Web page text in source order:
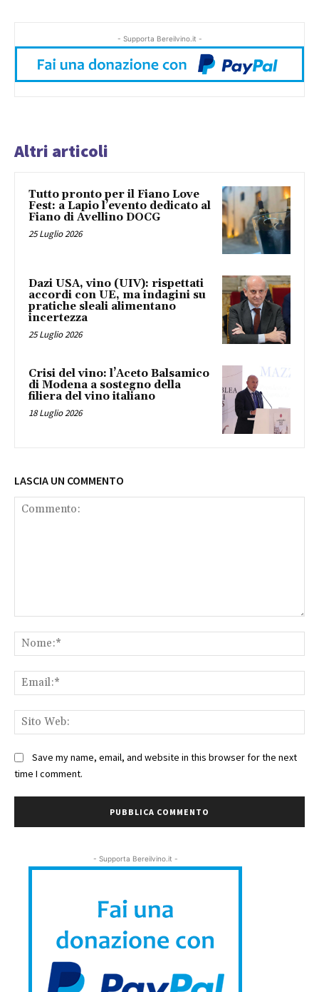
- Supporta Bereilvino.it -
Altri articoli
Tutto pronto per il Fiano Love
Fest: a Lapio l’evento dedicato al
Fiano di Avellino DOCG
25 Luglio 2026
Dazi USA, vino (UIV): rispettati
accordi con UE, ma indagini su
pratiche sleali alimentano
incertezza
25 Luglio 2026
Crisi del vino: l’Aceto Balsamico
di Modena a sostegno della
filiera del vino italiano
18 Luglio 2026
LASCIA UN COMMENTO
Save my name, email, and website in this browser for the next
time I comment.
- Supporta Bereilvino.it -